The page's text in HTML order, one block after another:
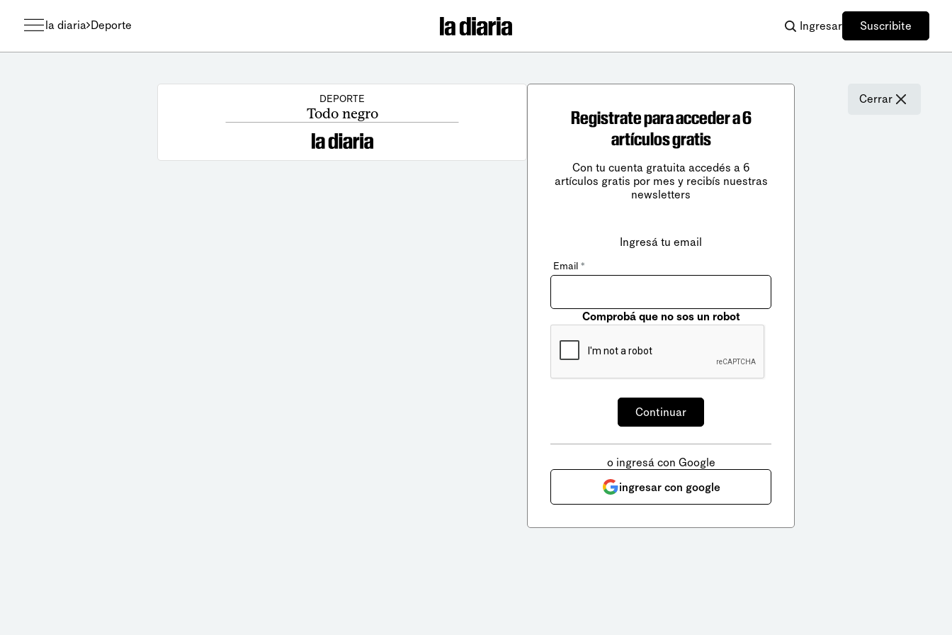
la diaria Deporte Ingresar Suscribite
DEPORTE
Todo negro
Cerrar
Registrate para acceder a 6
artículos gratis
Con tu cuenta gratuita accedés a 6
artículos gratis por mes y recibís nuestras
newsletters
Ingresá tu email
Email *
Comprobá que no sos un robot
o ingresá con Google
ingresar con google